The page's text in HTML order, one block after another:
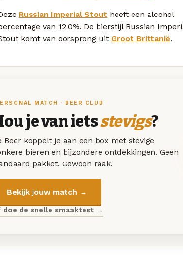
Russian Imperial Stout heeft een alcohol
van 12.0%. De bierstijl Russian
komt van oorsprong uit Groot Brittanië.
MATCH · BEER CLUB
je van ietsstevigs?
Beer koppelt je aan een box met stevige
bieren en bijzondere ontdekkingen. Geen
pakket. Gewoon raak.
Bekijk jouw match →
doe de snelle smaaktest →